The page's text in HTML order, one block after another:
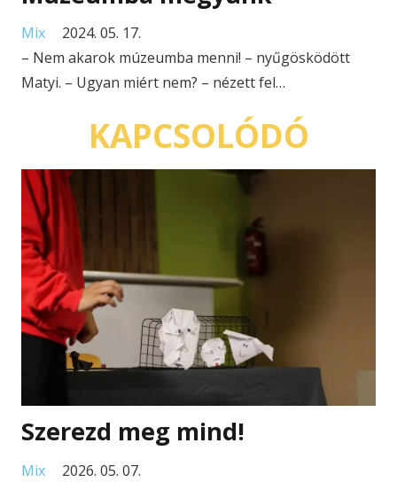
Mix
2024. 05. 17.
– Nem akarok múzeumba menni! – nyűgösködött
Matyi. – Ugyan miért nem? – nézett fel…
KAPCSOLÓDÓ
Szerezd meg mind!
Mix
2026. 05. 07.